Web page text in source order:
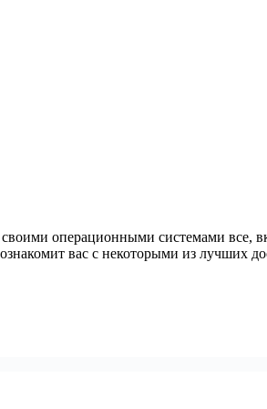
операционными системами все,
вас с некоторыми из лучших